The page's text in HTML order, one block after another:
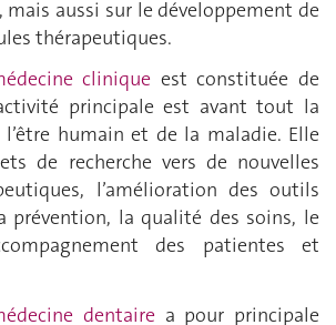
mais aussi sur le développement de
thérapeutiques.
clinique est constituée de
principale est avant tout la
l’être humain et de la maladie. Elle
de recherche vers de nouvelles
l’amélioration des outils
prévention, la qualité des soins, le
des patientes et
dentairea pour principale